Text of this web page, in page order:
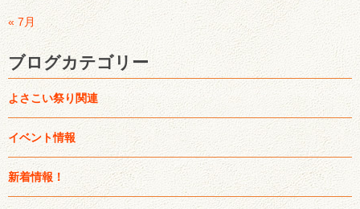
« 7月
ブログカテゴリー
よさこい祭り関連
イベント情報
新着情報！